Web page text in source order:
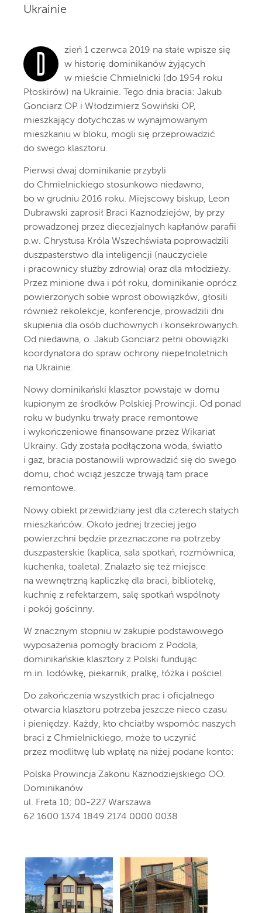
Ukrainie
D
zień 1 czerwca 2019 na stałe wpisze się
w historię dominikanów żyjących
w mieście Chmielnicki (do 1954 roku
Płoskirów) na Ukrainie. Tego dnia bracia: Jakub
Gonciarz OP i Włodzimierz Sowiński OP,
mieszkający dotychczas w wynajmowanym
mieszkaniu w bloku, mogli się przeprowadzić
do swego klasztoru.
Pierwsi dwaj dominikanie przybyli
do Chmielnickiego stosunkowo niedawno,
bo w grudniu 2016 roku. Miejscowy biskup, Leon
Dubrawski zaprosił Braci Kaznodziejów, by przy
prowadzonej przez diecezjalnych kapłanów parafii
p.w. Chrystusa Króla Wszechświata poprowadzili
duszpasterstwo dla inteligencji (nauczyciele
i pracownicy służby zdrowia) oraz dla młodzieży.
Przez minione dwa i pół roku, dominikanie oprócz
powierzonych sobie wprost obowiązków, głosili
również rekolekcje, konferencje, prowadzili dni
skupienia dla osób duchownych i konsekrowanych.
Od niedawna, o. Jakub Gonciarz pełni obowiązki
koordynatora do spraw ochrony niepełnoletnich
na Ukrainie.
Nowy dominikański klasztor powstaje w domu
kupionym ze środków Polskiej Prowincji. Od ponad
roku w budynku trwały prace remontowe
i wykończeniowe finansowane przez Wikariat
Ukrainy. Gdy została podłączona woda, światło
i gaz, bracia postanowili wprowadzić się do swego
domu, choć wciąż jeszcze trwają tam prace
remontowe.
Nowy obiekt przewidziany jest dla czterech stałych
mieszkańców. Około jednej trzeciej jego
powierzchni będzie przeznaczone na potrzeby
duszpasterskie (kaplica, sala spotkań, rozmównica,
kuchenka, toaleta). Znalazło się też miejsce
na wewnętrzną kapliczkę dla braci, bibliotekę,
kuchnię z refektarzem, salę spotkań wspólnoty
i pokój gościnny.
W znacznym stopniu w zakupie podstawowego
wyposażenia pomogły braciom z Podola,
dominikańskie klasztory z Polski fundując
m.in. lodówkę, piekarnik, pralkę, łóżka i pościel.
Do zakończenia wszystkich prac i oficjalnego
otwarcia klasztoru potrzeba jeszcze nieco czasu
i pieniędzy. Każdy, kto chciałby wspomóc naszych
braci z Chmielnickiego, może to uczynić
przez modlitwę lub wpłatę na niżej podane konto:
Polska Prowincja Zakonu Kaznodziejskiego OO.
Dominikanów
ul. Freta 10; 00-227 Warszawa
62 1600 1374 1849 2174 0000 0038